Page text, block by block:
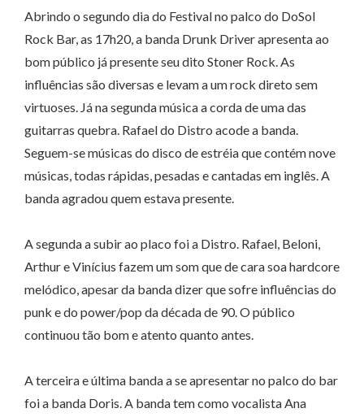
Abrindo o segundo dia do Festival no palco do DoSol
Rock Bar, as 17h20, a banda Drunk Driver apresenta ao
bom público já presente seu dito Stoner Rock. As
influências são diversas e levam a um rock direto sem
virtuoses. Já na segunda música a corda de uma das
guitarras quebra. Rafael do Distro acode a banda.
Seguem-se músicas do disco de estréia que contém nove
músicas, todas rápidas, pesadas e cantadas em inglês. A
banda agradou quem estava presente.
A segunda a subir ao placo foi a Distro. Rafael, Beloni,
Arthur e Vinícius fazem um som que de cara soa hardcore
melódico, apesar da banda dizer que sofre influências do
punk e do power/pop da década de 90. O público
continuou tão bom e atento quanto antes.
A terceira e última banda a se apresentar no palco do bar
foi a banda Doris. A banda tem como vocalista Ana